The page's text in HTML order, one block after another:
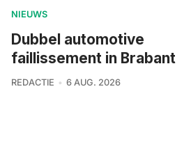
NIEUWS
Dubbel automotive
faillissement in Brabant
REDACTIE 6 AUG. 2026